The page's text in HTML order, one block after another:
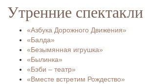
Утренние спектакли
«Азбука Дорожного Движения»
«Балда»
«Безымянная игрушка»
«Былинка»
«Бэби – театр»
«Вместе встретим Рождество»